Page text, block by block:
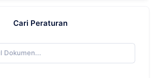
Cari Peraturan